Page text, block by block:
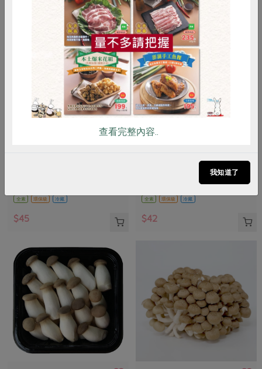
全素 環保級 冷藏
$45
名間鄉蔬菜產銷班第一班
全素 環保級 冷藏
$42
RPET 食譜 減硝酸鹽
雞蛋 食安 共同購買
查看完整內容..
我知道了